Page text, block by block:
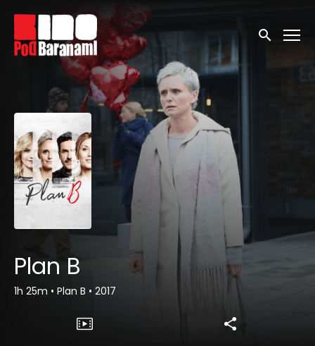
Linki ułatwień dostępu
Wyszukaj
Plan B
1h 25m • Plan B • 2017